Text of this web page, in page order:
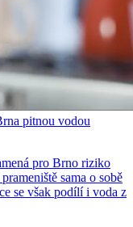
pitnou vodou
pro Brno riziko
sama o sobě
se však podílí i voda z